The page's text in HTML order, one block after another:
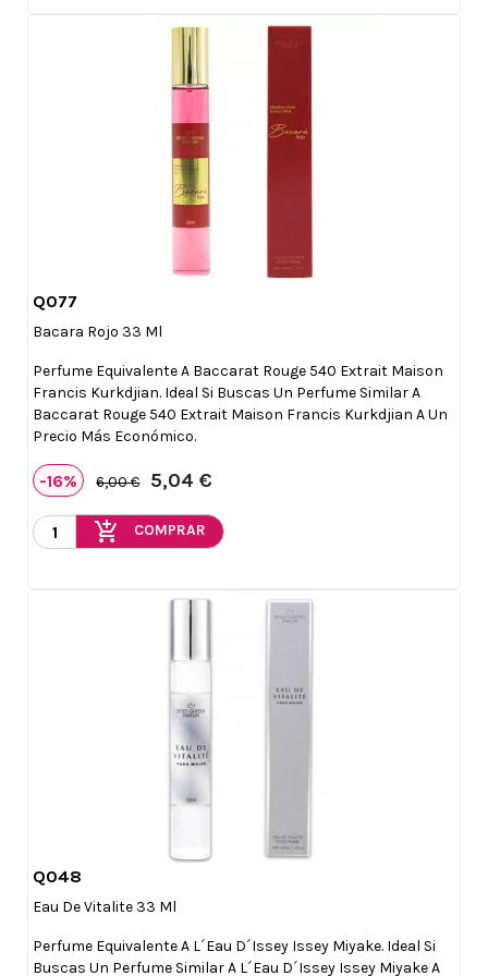
Q077
Bacara Rojo 33 Ml
Perfume Equivalente A Baccarat Rouge 540 Extrait Maison
Francis Kurkdjian. Ideal Si Buscas Un Perfume Similar A
Baccarat Rouge 540 Extrait Maison Francis Kurkdjian A Un
Precio Más Económico.
-16% 6,00 € 5,04 €
add_shopping_cart COMPRAR
Q048
Eau De Vitalite 33 Ml
Perfume Equivalente A L´eau D´Issey Issey Miyake. Ideal Si
Buscas Un Perfume Similar A L´eau D´Issey Issey Miyake A